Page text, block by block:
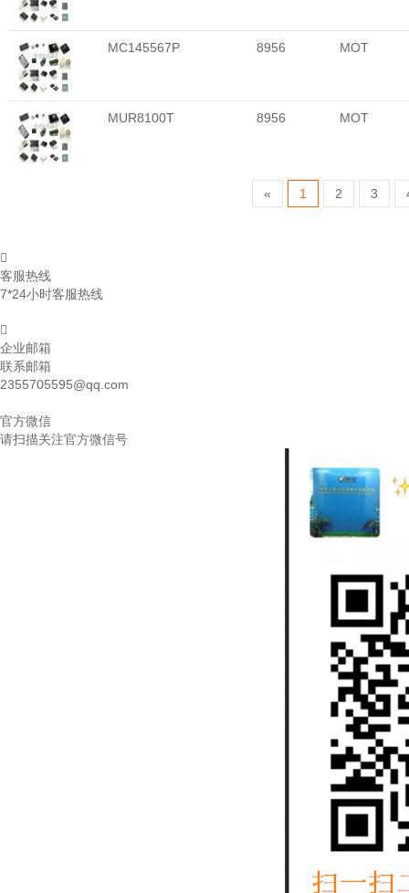
MC145567P 8956 MOT
MUR8100T 8956 MOT
« 1 2 3
客服热线
7*24小时客服热线
企业邮箱
联系邮箱
2355705595@qq.com
官方微信
请扫描关注官方微信号